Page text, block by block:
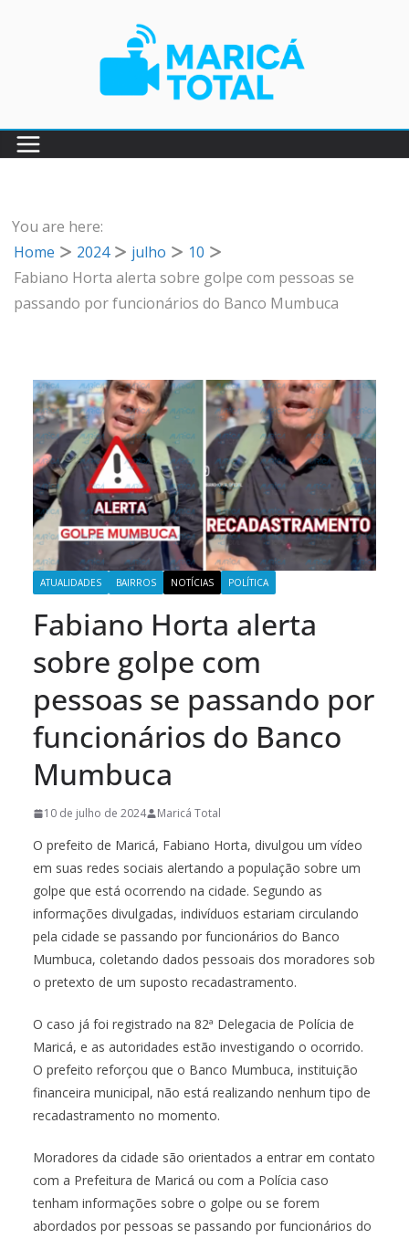
You are here:
Home
2024 julho
10
Fabiano Horta alerta sobre golpe com pessoas se
passando por funcionários do Banco Mumbuca
ATUALIDADES BAIRROS NOTÍCIAS POLÍTICA
Fabiano Horta alerta
sobre golpe com
pessoas se passando por
funcionários do Banco
Mumbuca
10 de julho de 2024 Maricá Total
O prefeito de Maricá, Fabiano Horta, divulgou um vídeo
em suas redes sociais alertando a população sobre um
golpe que está ocorrendo na cidade. Segundo as
informações divulgadas, indivíduos estariam circulando
pela cidade se passando por funcionários do Banco
Mumbuca, coletando dados pessoais dos moradores sob
o pretexto de um suposto recadastramento.
O caso já foi registrado na 82ª Delegacia de Polícia de
Maricá, e as autoridades estão investigando o ocorrido.
O prefeito reforçou que o Banco Mumbuca, instituição
financeira municipal, não está realizando nenhum tipo de
recadastramento no momento.
Moradores da cidade são orientados a entrar em contato
com a Prefeitura de Maricá ou com a Polícia caso
tenham informações sobre o golpe ou se forem
abordados por pessoas se passando por funcionários do